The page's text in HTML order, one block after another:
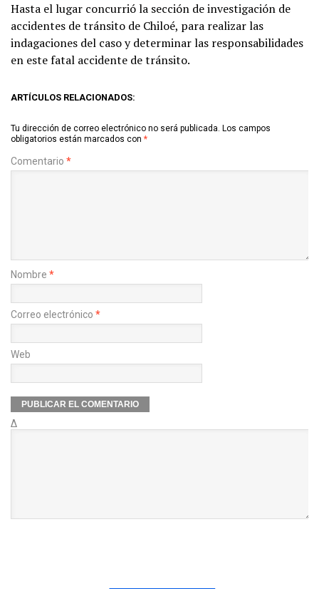
Hasta el lugar concurrió la sección de investigación de
accidentes de tránsito de Chiloé, para realizar las
indagaciones del caso y determinar las responsabilidades
en este fatal accidente de tránsito.
ARTÍCULOS RELACIONADOS:
Tu dirección de correo electrónico no será publicada. Los campos
obligatorios están marcados con *
Comentario *
Nombre *
Correo electrónico *
Web
Δ